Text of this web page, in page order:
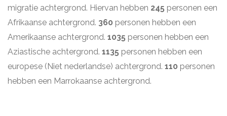
migratie achtergrond. Hiervan hebben 245 personen een
Afrikaanse achtergrond. 360 personen hebben een
Amerikaanse achtergrond. 1035 personen hebben een
Aziastische achtergrond. 1135 personen hebben een
europese (Niet nederlandse) achtergrond. 110 personen
hebben een Marrokaanse achtergrond.